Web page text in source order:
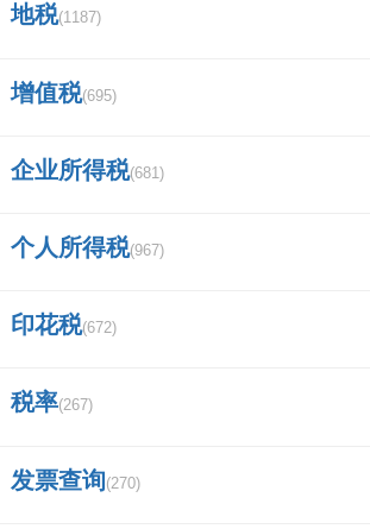
功能是什么？谢谢？
都提示密码错误，后来有说账户被
回事呀？
地税(1187)
增值税(695)
企业所得税(681)
个人所得税(967)
印花税(672)
税率(267)
发票查询(270)